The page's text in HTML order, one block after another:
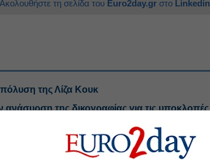
Ακολουθήστε τη σελίδα του Euro2day.gr στο Linkedin
της Λίζα Κουκ
της δικογραφίας για τις υποκλοπές
κανόνες της διαπραγμάτευσης με τράπεζες
έλαβε η 46χρονη κατηγορούμενη